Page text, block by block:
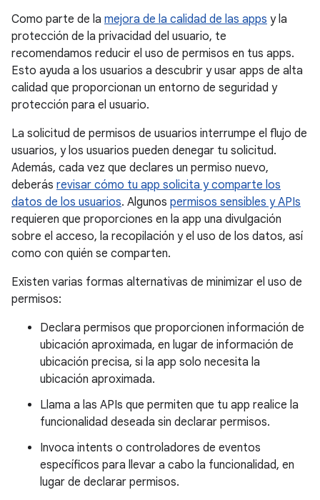
Como parte de la mejora de la calidad de las apps y la
protección de la privacidad del usuario, te
recomendamos reducir el uso de permisos en tus apps.
Esto ayuda a los usuarios a descubrir y usar apps de alta
calidad que proporcionan un entorno de seguridad y
protección para el usuario.
La solicitud de permisos de usuarios interrumpe el flujo de
usuarios, y los usuarios pueden denegar tu solicitud.
Además, cada vez que declares un permiso nuevo,
deberás revisar cómo tu app solicita y comparte los
datos de los usuarios. Algunos permisos sensibles y APIs
requieren que proporciones en la app una divulgación
sobre el acceso, la recopilación y el uso de los datos, así
como con quién se comparten.
Existen varias formas alternativas de minimizar el uso de
permisos:
Declara permisos que proporcionen información de
ubicación aproximada, en lugar de información de
ubicación precisa, si la app solo necesita la
ubicación aproximada.
Llama a las APIs que permiten que tu app realice la
funcionalidad deseada sin declarar permisos.
Invoca intents o controladores de eventos
específicos para llevar a cabo la funcionalidad, en
lugar de declarar permisos.